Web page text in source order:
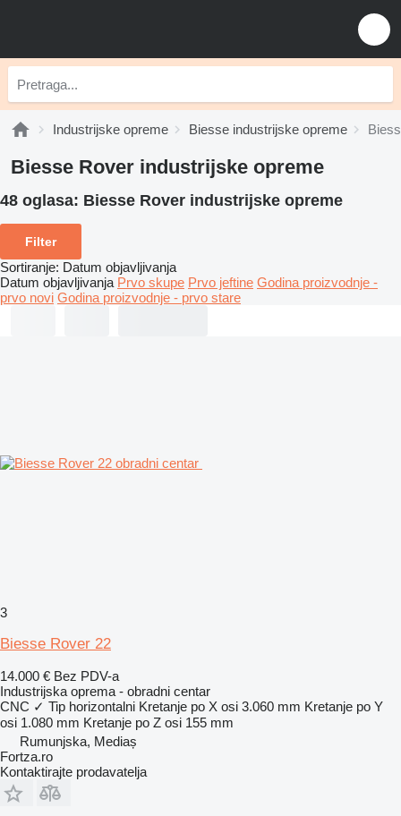
Industrijske opreme Biesse industrijske opreme
Biesse Rover industrijske opreme
48 oglasa: Biesse Rover industrijske opreme
Filter
Sortiranje: Datum objavljivanja
Datum objavljivanja Prvo skupe Prvo jeftine Godina proizvodnje -
prvo novi Godina proizvodnje - prvo stare
3
Biesse Rover 22
14.000 € Bez PDV-a
Industrijska oprema - obradni centar
CNC ✓ Tip horizontalni Kretanje po X osi 3.060 mm Kretanje po Y
osi 1.080 mm Kretanje po Z osi 155 mm
Rumunjska, Mediaș
Fortza.ro
Kontaktirajte prodavatelja